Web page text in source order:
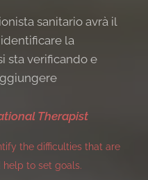
sanitario avrà il
la
sta verificando e
Therapist
the difficulties that are
to set goals.